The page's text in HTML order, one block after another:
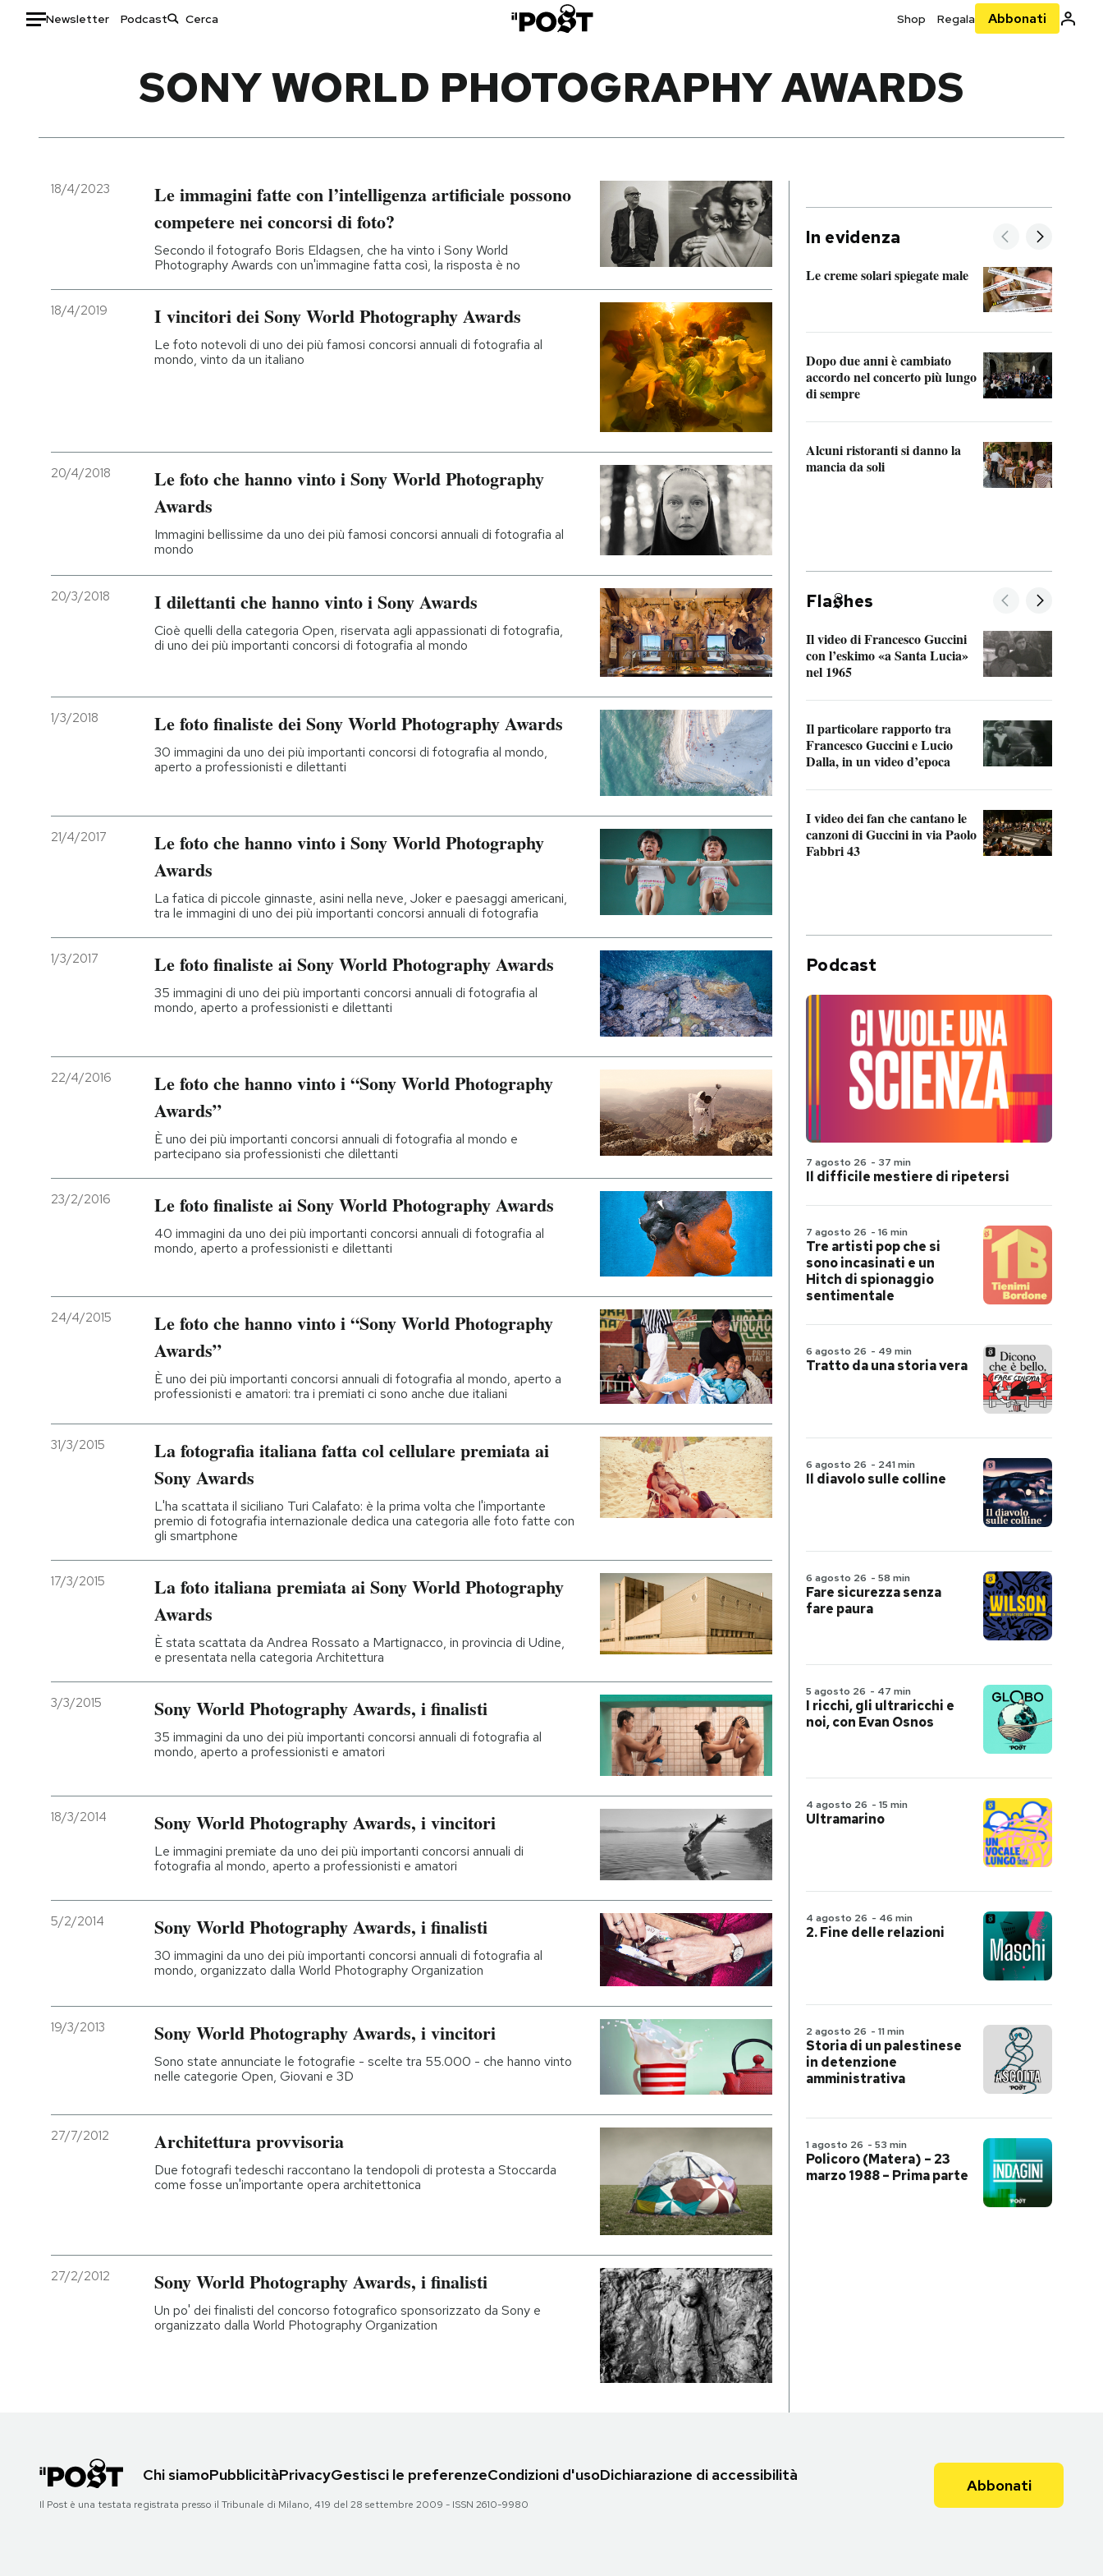
Newsletter Podcast Shop Regala Abbonati
Italia
Politica
Economia
Moda
Storie/Idee
Ok Boomer!
Media
Mondiali calcio 2026
NEWSLETTER
I MIEI PREFERITI
SONY WORLD PHOTOGRAPHY AWARDS
18/4/2023
Le immagini fatte con l’intelligenza artificiale possono
competere nei concorsi di foto?
Secondo il fotografo Boris Eldagsen, che ha vinto i Sony World
Photography Awards con un'immagine fatta così, la risposta è no
18/4/2019 I vincitori dei Sony World Photography Awards
Le foto notevoli di uno dei più famosi concorsi annuali di fotografia al
mondo, vinto da un italiano
20/4/2018
Le foto che hanno vinto i Sony World Photography
Awards
Immagini bellissime da uno dei più famosi concorsi annuali di fotografia al
mondo
20/3/2018 I dilettanti che hanno vinto i Sony Awards
Cioè quelli della categoria Open, riservata agli appassionati di fotografia,
di uno dei più importanti concorsi di fotografia al mondo
1/3/2018 Le foto finaliste dei Sony World Photography Awards
30 immagini da uno dei più importanti concorsi di fotografia al mondo,
aperto a professionisti e dilettanti
21/4/2017
Le foto che hanno vinto i Sony World Photography
Awards
La fatica di piccole ginnaste, asini nella neve, Joker e paesaggi americani,
tra le immagini di uno dei più importanti concorsi annuali di fotografia
1/3/2017 Le foto finaliste ai Sony World Photography Awards
35 immagini di uno dei più importanti concorsi annuali di fotografia al
mondo, aperto a professionisti e dilettanti
22/4/2016
Le foto che hanno vinto i “Sony World Photography
Awards”
È uno dei più importanti concorsi annuali di fotografia al mondo e
partecipano sia professionisti che dilettanti
23/2/2016 Le foto finaliste ai Sony World Photography Awards
40 immagini da uno dei più importanti concorsi annuali di fotografia al
mondo, aperto a professionisti e dilettanti
24/4/2015
Le foto che hanno vinto i “Sony World Photography
Awards”
È uno dei più importanti concorsi annuali di fotografia al mondo, aperto a
professionisti e amatori: tra i premiati ci sono anche due italiani
31/3/2015
La fotografia italiana fatta col cellulare premiata ai
Sony Awards
L'ha scattata il siciliano Turi Calafato: è la prima volta che l'importante
premio di fotografia internazionale dedica una categoria alle foto fatte con
gli smartphone
17/3/2015
La foto italiana premiata ai Sony World Photography
Awards
È stata scattata da Andrea Rossato a Martignacco, in provincia di Udine,
e presentata nella categoria Architettura
3/3/2015 Sony World Photography Awards, i finalisti
35 immagini da uno dei più importanti concorsi annuali di fotografia al
mondo, aperto a professionisti e amatori
18/3/2014 Sony World Photography Awards, i vincitori
Le immagini premiate da uno dei più importanti concorsi annuali di
fotografia al mondo, aperto a professionisti e amatori
5/2/2014 Sony World Photography Awards, i finalisti
30 immagini da uno dei più importanti concorsi annuali di fotografia al
mondo, organizzato dalla World Photography Organization
19/3/2013 Sony World Photography Awards, i vincitori
Sono state annunciate le fotografie - scelte tra 55.000 - che hanno vinto
nelle categorie Open, Giovani e 3D
27/7/2012 Architettura provvisoria
Due fotografi tedeschi raccontano la tendopoli di protesta a Stoccarda
come fosse un'importante opera architettonica
27/2/2012 Sony World Photography Awards, i finalisti
Un po' dei finalisti del concorso fotografico sponsorizzato da Sony e
organizzato dalla World Photography Organization
In evidenza
Le creme solari spiegate male
Dopo due anni è cambiato
accordo nel concerto più lungo
di sempre
Alcuni ristoranti si danno la
mancia da soli
Fla hes
Il video di Francesco Guccini
con l’eskimo «a Santa Lucia»
nel 1965
Il particolare rapporto tra
Francesco Guccini e Lucio
Dalla, in un video d’epoca
I video dei fan che cantano le
canzoni di Guccini in via Paolo
Fabbri 43
Podcast
7 agosto 26 - 37 min
Il difficile mestiere di ripetersi
7 agosto 26 - 16 min
Tre artisti pop che si
sono incasinati e un
Hitch di spionaggio
sentimentale
6 agosto 26 - 49 min
Tratto da una storia vera
6 agosto 26 - 241 min
Il diavolo sulle colline
6 agosto 26 - 58 min
Fare sicurezza senza
fare paura
5 agosto 26 - 47 min
I ricchi, gli ultraricchi e
noi, con Evan Osnos
4 agosto 26 - 15 min
Ultramarino
4 agosto 26 - 46 min
2. Fine delle relazioni
2 agosto 26 - 11 min
Storia di un palestinese
in detenzione
amministrativa
1 agosto 26 - 53 min
Policoro (Matera) – 23
marzo 1988 – Prima parte
Chi siamoPubblicitàPrivacyGestisci le preferenzeCondizioni d'usoDichiarazione di accessibilità
Il Post è una testata registrata presso il Tribunale di Milano, 419 del 28 settembre 2009 - ISSN 2610-9980
Abbonati